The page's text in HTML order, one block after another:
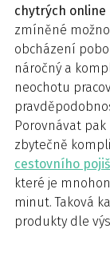
chytrých online
zmíněné
obcházení
náročný a
neochotu
Porovnávat
zbytečně
cestovního
které je
minut. Taková
produkty dle